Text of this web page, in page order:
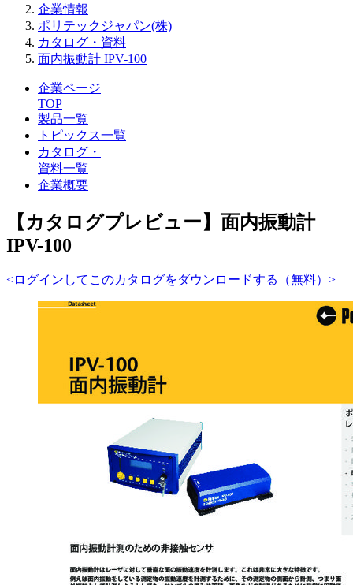
企業情報
ポリテックジャパン(株)
カタログ・資料
面内振動計 IPV-100
企業ページ
TOP
製品一覧
トピックス一覧
カタログ・
資料一覧
企業概要
【カタログプレビュー】面内振動計
IPV-100
<ログインしてこのカタログをダウンロードする（無料）>